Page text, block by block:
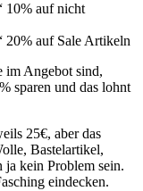
10% auf nicht
20% auf Sale Artikeln
im Angebot sind,
sparen und das lohnt
25€, aber das
Bastelartikel,
kein Problem sein.
eindecken.